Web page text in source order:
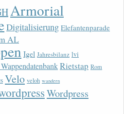
Armorial
Digitalisierung Elefantenparade
AL
Igel Jahresbilanz lvi
Rietstap Rom
Velo veloh wandern
Wordpress